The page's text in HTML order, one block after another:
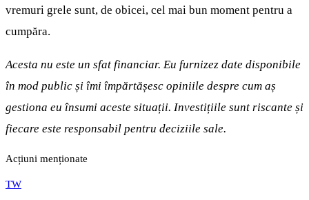
vremuri grele sunt, de obicei, cel mai bun moment pentru a
cumpăra.
Acesta nu este un sfat financiar. Eu furnizez date disponibile
în mod public și îmi împărtășesc opiniile despre cum aș
gestiona eu însumi aceste situații. Investițiile sunt riscante și
fiecare este responsabil pentru deciziile sale.
Acțiuni menționate
TW